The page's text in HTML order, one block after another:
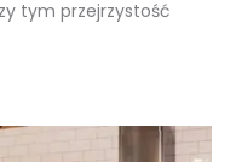
tym przejrzystość